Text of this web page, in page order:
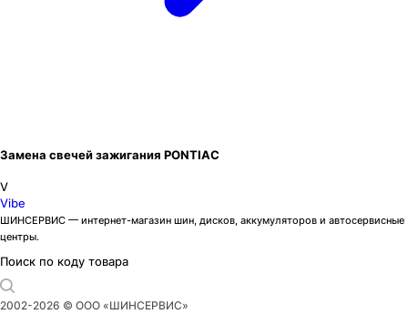
Замена свечей зажигания PONTIAC
V
Vibe
ШИНСЕРВИС — интернет-магазин шин, дисков, аккумуляторов и автосервисные
центры.
Поиск по коду товара
2002-2026 © ООО «ШИНСЕРВИС»